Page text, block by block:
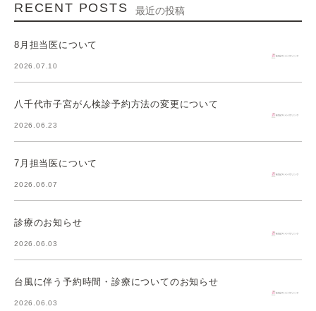
RECENT POSTS 最近の投稿
8月担当医について
2026.07.10
八千代市子宮がん検診予約方法の変更について
2026.06.23
7月担当医について
2026.06.07
診療のお知らせ
2026.06.03
台風に伴う予約時間・診療についてのお知らせ
2026.06.03